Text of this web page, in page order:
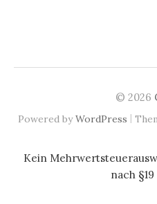
© 2026
Powered byWordPress |
Kein
nach §19